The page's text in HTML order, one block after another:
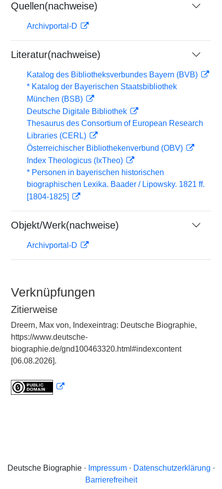
Quellen(nachweise)
Archivportal-D
Literatur(nachweise)
Katalog des Bibliotheksverbundes Bayern (BVB)
* Katalog der Bayerischen Staatsbibliothek
München (BSB)
Deutsche Digitale Bibliothek
Thesaurus des Consortium of European Research
Libraries (CERL)
Österreichischer Bibliothekenverbund (OBV)
Index Theologicus (IxTheo)
* Personen in bayerischen historischen
biographischen Lexika. Baader / Lipowsky. 1821 ff.
[1804-1825]
Objekt/Werk(nachweise)
Archivportal-D
Verknüpfungen
Zitierweise
Dreern, Max von, Indexeintrag: Deutsche Biographie,
https://www.deutsche-
biographie.de/gnd100463320.html#indexcontent
[06.08.2026].
Deutsche Biographie · Impressum· Datenschutzerklärung ·
Barrierefreiheit